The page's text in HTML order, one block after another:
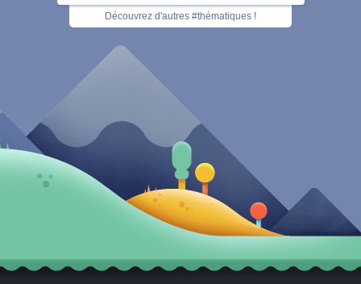
Découvrez d'autres #thématiques !